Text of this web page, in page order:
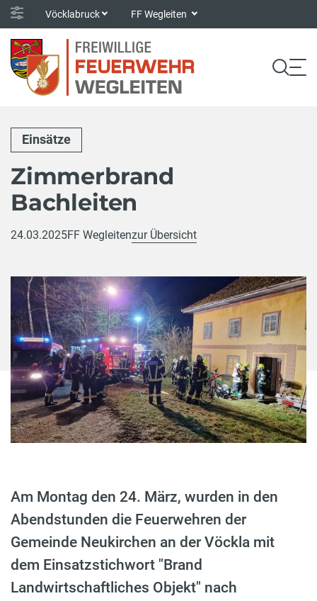
Vöcklabruck FF Wegleiten
Einsätze
Zimmerbrand
Bachleiten
24.03.2025FF Wegleitenzur Übersicht
Am Montag den 24. März, wurden in den
Abendstunden die Feuerwehren der
Gemeinde Neukirchen an der Vöckla mit
dem Einsatzstichwort "Brand
Landwirtschaftliches Objekt" nach